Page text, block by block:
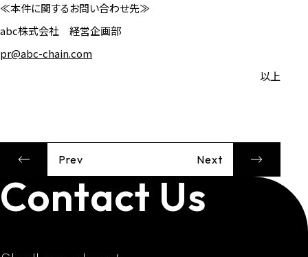
≪本件に関するお問い合わせ先≫
abc株式会社 経営企画部
pr@abc-chain.com
以上
Prev Next
Contact Us